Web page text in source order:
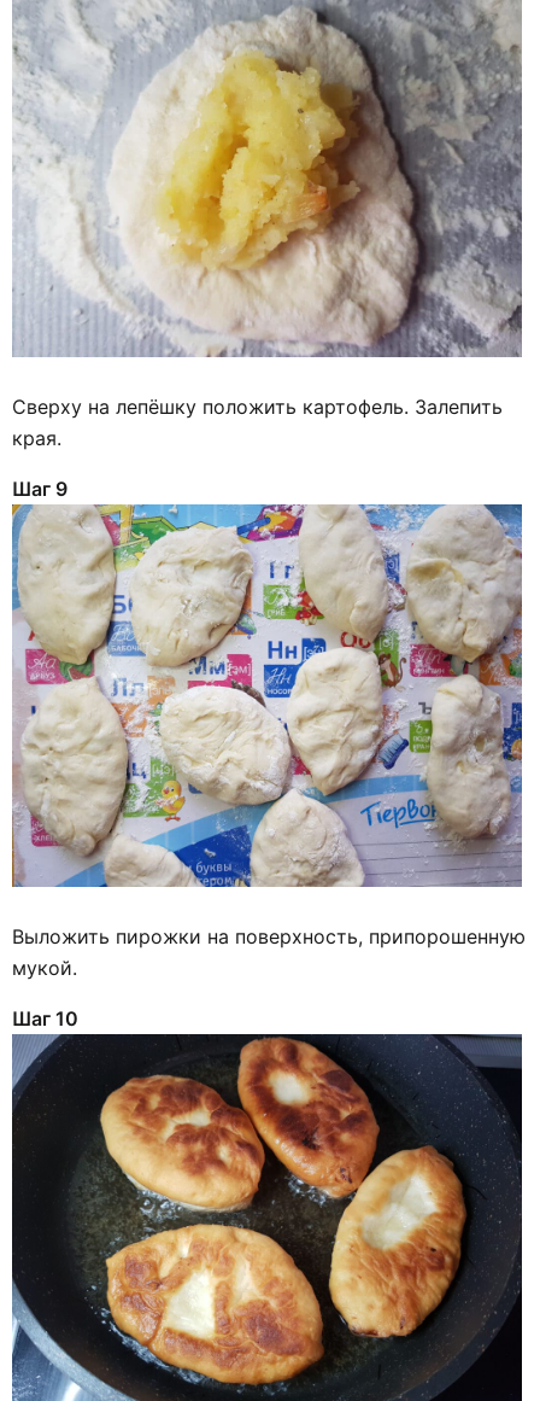
Сверху на лепёшку положить картофель. Залепить
края.
Шаг 9
Выложить пирожки на поверхность, припорошенную
мукой.
Шаг 10